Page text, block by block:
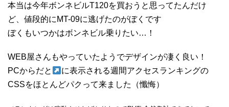
本当は今年ボンネビルT120を買おうと思ってたんだけ
ど、値段的にMT-09に逃げたのがぼくです
ぼくもいつかはボンネビル乗りたい…！
WEB屋さんもやっていたようでデザインが凄く良い！
PCからだと
に表示される週間アクセスランキングの
CSSをほとんどパクって来ました（懺悔）